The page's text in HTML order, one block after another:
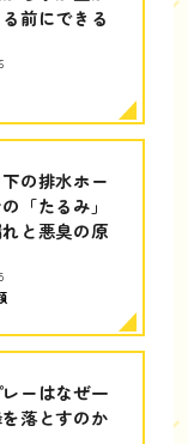
前にできる
の排水ホー
「たるみ」
と悪臭の原
ーはなぜ一
落とすのか